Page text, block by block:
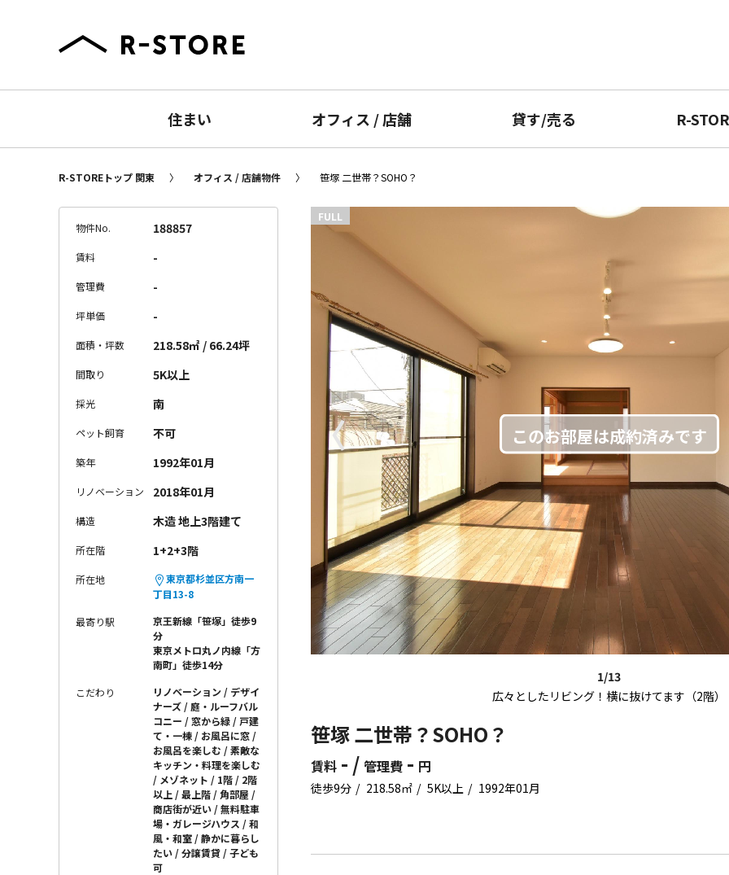
住まい オフィス /店舗 貸す/売る R-
R-STOREトップ 関東 オフィス / 店舗物件 笹塚 二世帯？SOHO？
1/13
広々としたリビング！横に抜けてます（2階）
〈
FULL
笹塚 二世帯？SOHO？
賃料 - / 管理費 - 円
徒歩9分 218.58㎡ 5K以上 1992年01月
物件No. 188857
賃料 -
管理費 -
坪単価 -
面積・坪数 218.58㎡ / 66.24坪
間取り 5K以上
採光 南
ペット飼育 不可
築年 1992年01月
リノベーション 2018年01月
構造 木造 地上3階建て
所在階 1+2+3階
所在地
東京都杉並区方南一
丁目13-8
最寄り駅
京王新線「笹塚」徒歩9
分
東京メトロ丸ノ内線「方
南町」徒歩14分
こだわり リノベーション
デザイ
ナーズ
庭・ルーフバル
コニー
窓から緑
戸建
て・一棟
お風呂に窓
お風呂を楽しむ
素敵な
キッチン・料理を楽しむ
メゾネット
1階
2階
以上
最上階
角部屋
商店街が近い
無料駐車
場・ガレージハウス
和
風・和室
静かに暮らし
たい
分譲賃貸
子ども
可